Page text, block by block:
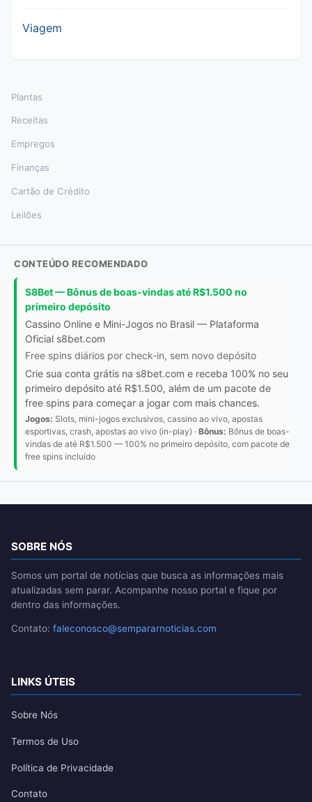
Viagem
Plantas
Receitas
Empregos
Finanças
Cartão de Crédito
Leilões
CONTEÚDO RECOMENDADO
S8Bet — Bônus de boas-vindas até R$1.500 no
primeiro depósito
Cassino Online e Mini-Jogos no Brasil — Plataforma
Oficial s8bet.com
Free spins diários por check-in, sem novo depósito
Crie sua conta grátis na s8bet.com e receba 100% no seu
primeiro depósito até R$1.500, além de um pacote de
free spins para começar a jogar com mais chances.
Jogos: Slots, mini-jogos exclusivos, cassino ao vivo, apostas
esportivas, crash, apostas ao vivo (in-play) · Bônus: Bônus de boas-
vindas de até R$1.500 — 100% no primeiro depósito, com pacote de
free spins incluído
SOBRE NÓS
Somos um portal de notícias que busca as informações mais
atualizadas sem parar. Acompanhe nosso portal e fique por
dentro das informações.
Contato: faleconosco@sempararnoticias.com
LINKS ÚTEIS
Sobre Nós
Termos de Uso
Política de Privacidade
Contato